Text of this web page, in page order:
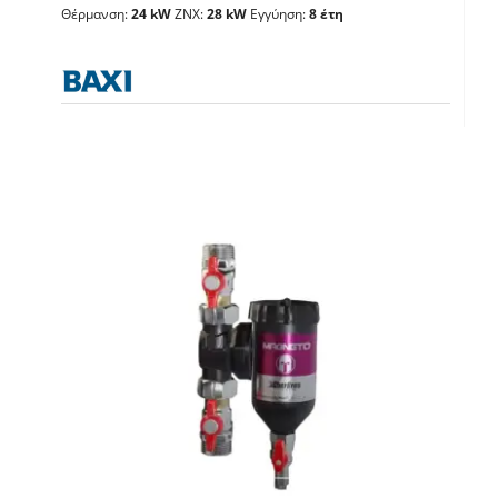
Λέβητες με άμεση παραγωγή ΖΝX
Θέρμανση:24 kWΖΝΧ:28 kWΕγγύηση:8 έτη